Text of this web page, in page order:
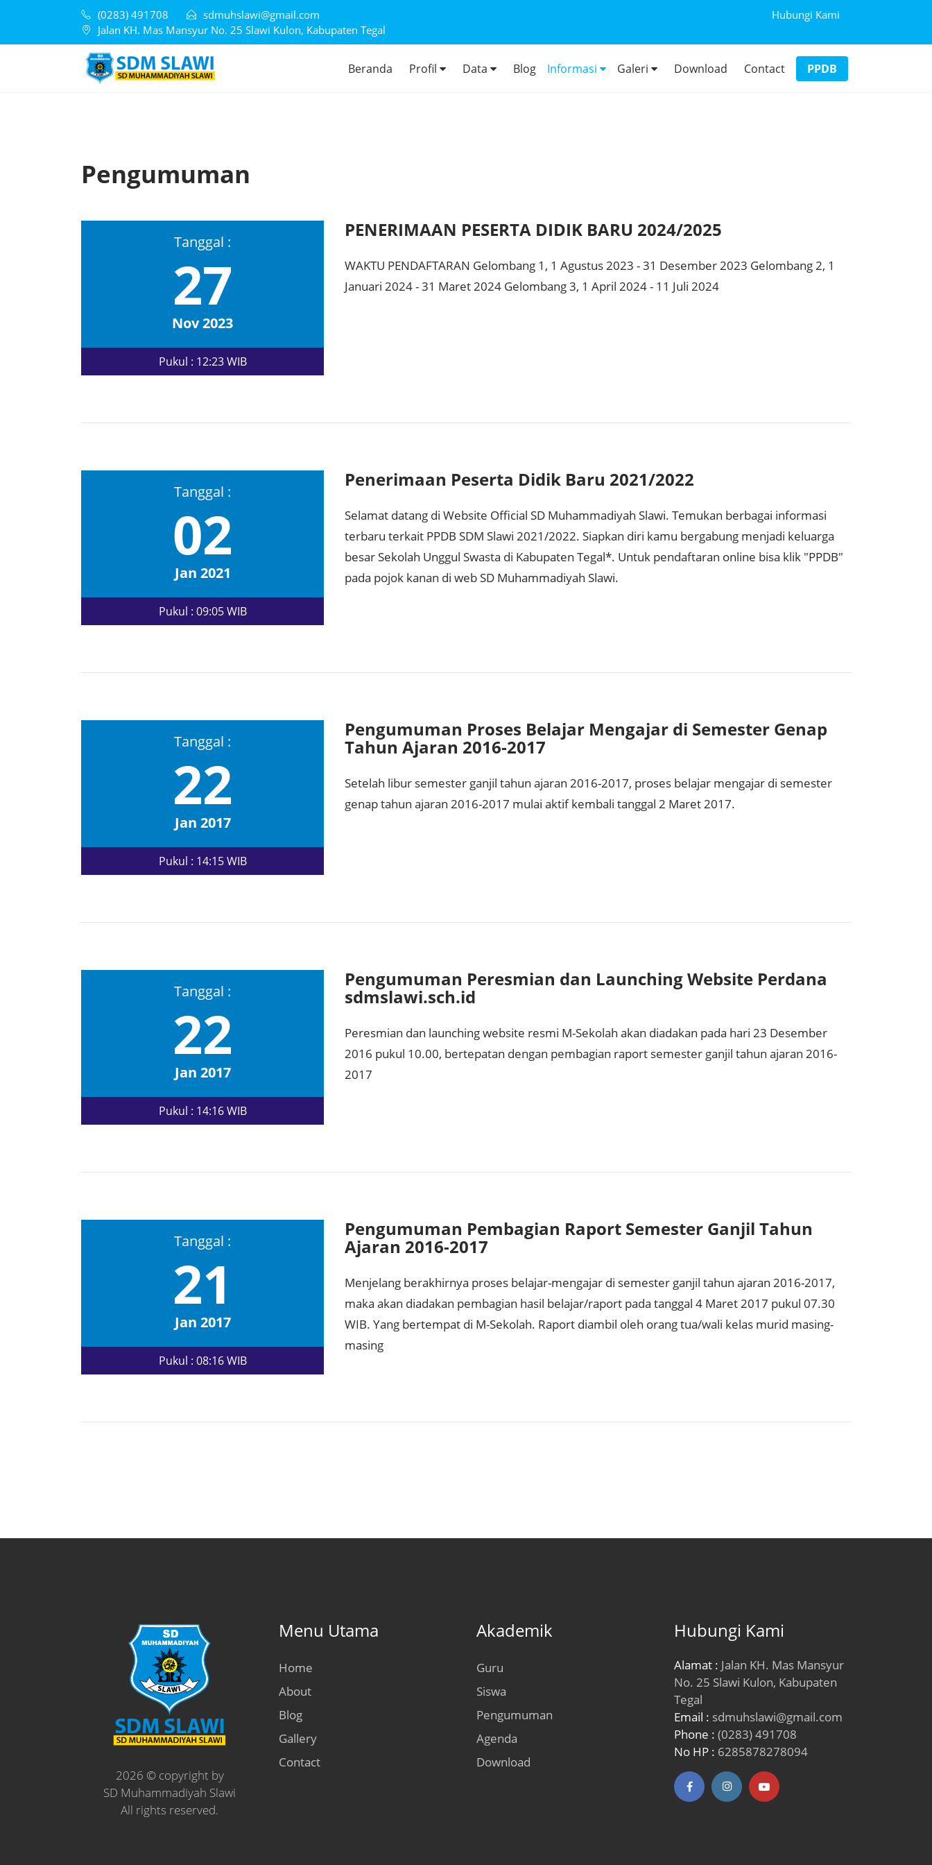
(0283) 491708
sdmuhslawi@gmail.com
Jalan KH. Mas Mansyur No. 25 Slawi Kulon, Kabupaten Tegal
Hubungi Kami
Beranda Profil Data Blog Informasi Galeri Download Contact PPDB
Pengumuman
Tanggal :
27
Nov 2023
Pukul : 12:23 WIB
PENERIMAAN PESERTA DIDIK BARU 2024/2025
WAKTU PENDAFTARAN Gelombang 1, 1 Agustus 2023 - 31 Desember 2023 Gelombang 2, 1
Januari 2024 - 31 Maret 2024 Gelombang 3, 1 April 2024 - 11 Juli 2024
Tanggal :
02
Jan 2021
Pukul : 09:05 WIB
Penerimaan Peserta Didik Baru 2021/2022
Selamat datang di Website Official SD Muhammadiyah Slawi. Temukan berbagai informasi
terbaru terkait PPDB SDM Slawi 2021/2022. Siapkan diri kamu bergabung menjadi keluarga
besar Sekolah Unggul Swasta di Kabupaten Tegal*. Untuk pendaftaran online bisa klik "PPDB"
pada pojok kanan di web SD Muhammadiyah Slawi.
Tanggal :
22
Jan 2017
Pukul : 14:15 WIB
Pengumuman Proses Belajar Mengajar di Semester Genap
Tahun Ajaran 2016-2017
Setelah libur semester ganjil tahun ajaran 2016-2017, proses belajar mengajar di semester
genap tahun ajaran 2016-2017 mulai aktif kembali tanggal 2 Maret 2017.
Tanggal :
22
Jan 2017
Pukul : 14:16 WIB
Pengumuman Peresmian dan Launching Website Perdana
sdmslawi.sch.id
Peresmian dan launching website resmi M-Sekolah akan diadakan pada hari 23 Desember
2016 pukul 10.00, bertepatan dengan pembagian raport semester ganjil tahun ajaran 2016-
2017
Tanggal :
21
Jan 2017
Pukul : 08:16 WIB
Pengumuman Pembagian Raport Semester Ganjil Tahun
Ajaran 2016-2017
Menjelang berakhirnya proses belajar-mengajar di semester ganjil tahun ajaran 2016-2017,
maka akan diadakan pembagian hasil belajar/raport pada tanggal 4 Maret 2017 pukul 07.30
WIB. Yang bertempat di M-Sekolah. Raport diambil oleh orang tua/wali kelas murid masing-
masing
2026 © copyright by
SD Muhammadiyah Slawi
All rights reserved.
Menu Utama
Home
About
Blog
Gallery
Contact
Akademik
Guru
Siswa
Pengumuman
Agenda
Download
Hubungi Kami
Alamat : Jalan KH. Mas Mansyur
No. 25 Slawi Kulon, Kabupaten
Tegal
Email : sdmuhslawi@gmail.com
Phone : (0283) 491708
No HP : 6285878278094